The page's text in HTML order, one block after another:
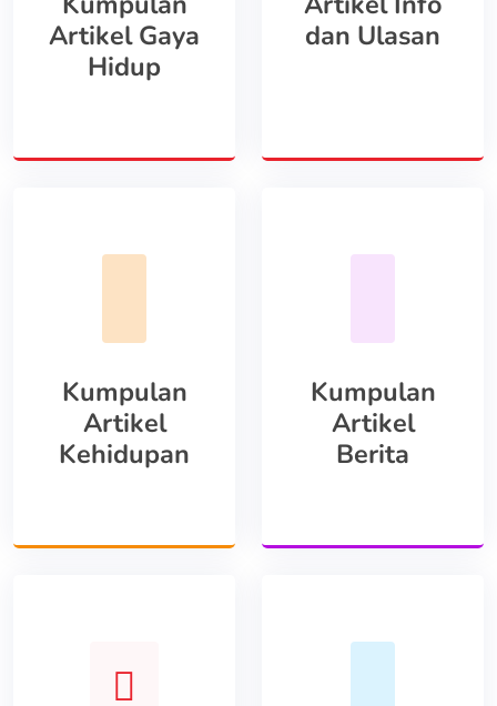
Artikel Gaya
Hidup
dan Ulasan
Kumpulan
Artikel
Kehidupan
Kumpulan
Artikel
Berita